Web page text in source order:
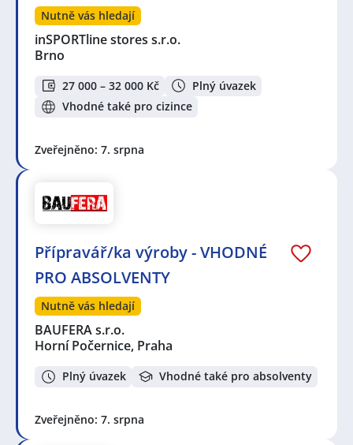
Nutně vás hledají
inSPORTline stores s.r.o.
Brno
27 000 – 32 000 Kč
Plný úvazek
Vhodné také pro cizince
Zveřejněno: 7. srpna
Přípravář/ka výroby - VHODNÉ
PRO ABSOLVENTY
Nutně vás hledají
BAUFERA s.r.o.
Horní Počernice, Praha
Plný úvazek Vhodné také pro absolventy
Zveřejněno: 7. srpna